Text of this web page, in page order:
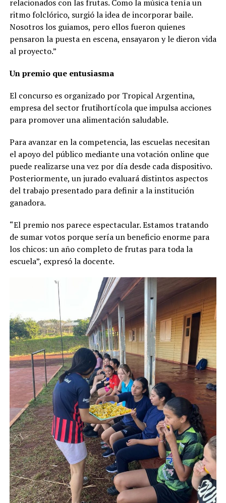
relacionados con las frutas. Como la música tenía un
ritmo folclórico, surgió la idea de incorporar baile.
Nosotros los guiamos, pero ellos fueron quienes
pensaron la puesta en escena, ensayaron y le dieron vida
al proyecto.”
Un premio que entusiasma
El concurso es organizado por Tropical Argentina,
empresa del sector frutihortícola que impulsa acciones
para promover una alimentación saludable.
Para avanzar en la competencia, las escuelas necesitan
el apoyo del público mediante una votación online que
puede realizarse una vez por día desde cada dispositivo.
Posteriormente, un jurado evaluará distintos aspectos
del trabajo presentado para definir a la institución
ganadora.
“El premio nos parece espectacular. Estamos tratando
de sumar votos porque sería un beneficio enorme para
los chicos: un año completo de frutas para toda la
escuela”, expresó la docente.